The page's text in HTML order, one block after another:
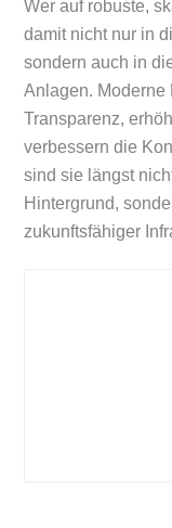
Wer auf robuste,
damit nicht nur in
sondern auch in
Anlagen. Moderne
Transparenz,
verbessern die
sind sie längst
Hintergrund,
zukunftsfähiger